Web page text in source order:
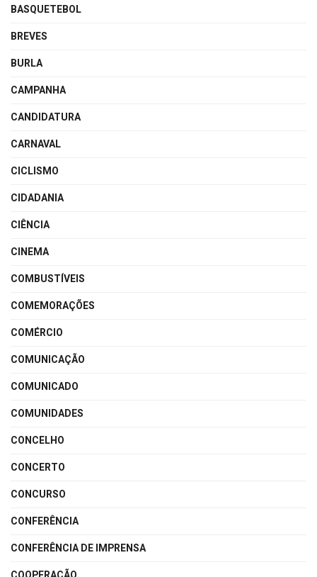
BASQUETEBOL
BREVES
BURLA
CAMPANHA
CANDIDATURA
CARNAVAL
CICLISMO
CIDADANIA
CIÊNCIA
CINEMA
COMBUSTÍVEIS
COMEMORAÇÕES
COMÉRCIO
COMUNICAÇÃO
COMUNICADO
COMUNIDADES
CONCELHO
CONCERTO
CONCURSO
CONFERÊNCIA
CONFERÊNCIA DE IMPRENSA